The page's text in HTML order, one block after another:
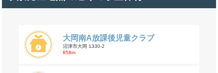
大岡南A放課後児童クラブ
沼津市大岡 1330-2
858m